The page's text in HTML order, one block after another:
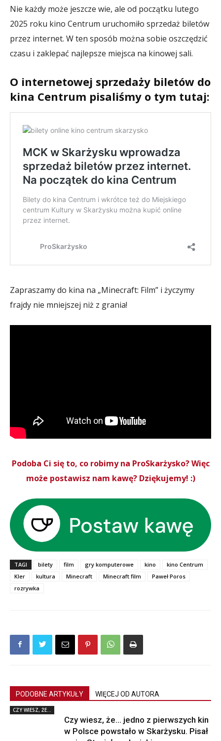
Nie każdy może jeszcze wie, ale od początku lutego
2025 roku kino Centrum uruchomiło sprzedaż biletów
przez internet. W ten sposób można sobie oszczędzić
czasu i zaklepać najlepsze miejsca na kinowej sali.
O internetowej sprzedaży biletów do
kina Centrum pisaliśmy o tym tutaj:
Zapraszamy do kina na „Minecraft: Film” i życzymy
frajdy nie mniejszej niż z grania!
Podoba Ci się to, co robimy na ProSkarżysko? Więc
może postawisz nam kawę? Dziękujemy! :)
TAGI bilety film gry komputerowe kino
kino Centrum
Kler
kultura Minecraft Minecraft film
Paweł Poros
rozrywka
PODOBNE ARTYKUŁY WIĘCEJ OD AUTORA
CZY WIESZ, ŻE...
Czy wiesz, że… jedno z pierwszych kin
w Polsce powstało w Skarżysku. Pisał